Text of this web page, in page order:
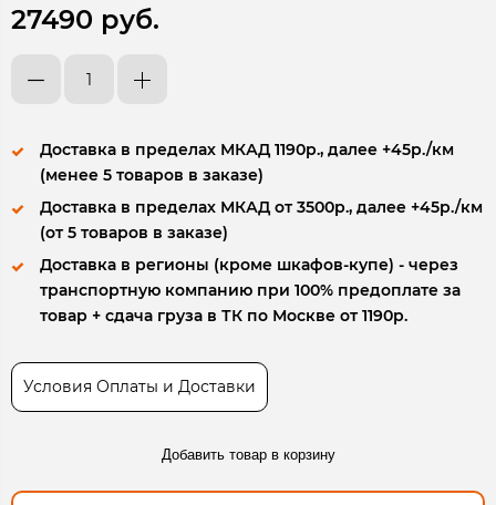
27490 руб.
Доставка в пределах МКАД 1190р., далее +45р./км
(менее 5 товаров в заказе)
Доставка в пределах МКАД от 3500р., далее +45р./км
(от 5 товаров в заказе)
Доставка в регионы (кроме шкафов-купе) - через
транспортную компанию при 100% предоплате за
товар + сдача груза в ТК по Москве от 1190р.
Условия Оплаты и Доставки
Добавить товар в корзину